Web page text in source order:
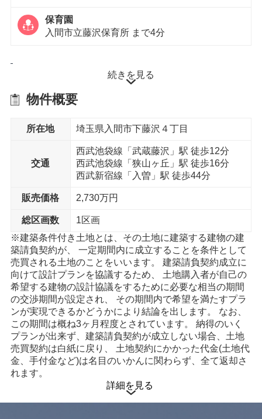
保育園
入間市立藤沢保育所 まで4分
スーパー
ドラッグセイムス 入間下藤沢店 まで7分
コンビニエンスストア
コンビニエンスストア
ファミリーマート下藤沢店 まで7分
徒歩15分以内
駅
武蔵藤沢駅 まで12分
続きを見る
物件概要
所在地 埼玉県入間市下藤沢４丁目
交通
西武池袋線「武蔵藤沢」駅 徒歩12分
西武池袋線「狭山ヶ丘」駅 徒歩16分
西武新宿線「入曽」駅 徒歩44分
販売価格 2,730万円
総区画数
1区画
※建築条件付き土地とは、その土地に建築する建物の建
築請負契約が、 一定期間内に成立することを条件として
売買される土地のことをいいます。 建築請負契約成立に
向けて設計プランを協議するため、 土地購入者が自己の
希望する建物の設計協議をするために必要な相当の期間
の交渉期間が設定され、 その期間内で希望を満たすプラ
ンが実現できるかどうかにより結論を出します。 なお、
この期間は概ね3ヶ月程度とされています。 納得のいく
プランが出来ず、建築請負契約が成立しない場合、土地
売買契約は白紙に戻り、 土地契約にかかった代金(土地代
金、手付金など)は名目のいかんに関わらず、全て返却さ
れます。
詳細を見る